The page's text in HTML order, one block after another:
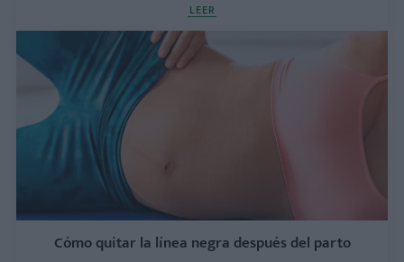
LEER
Cómo quitar la línea negra después del parto